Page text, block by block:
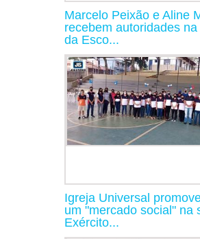
Marcelo Peixão e Aline
recebem autoridades
da Esco...
Igreja Universal
um "mercado social" na
Exército...